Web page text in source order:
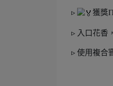
▹ 獲獎
▹ 入口花香
▹ 使用複合